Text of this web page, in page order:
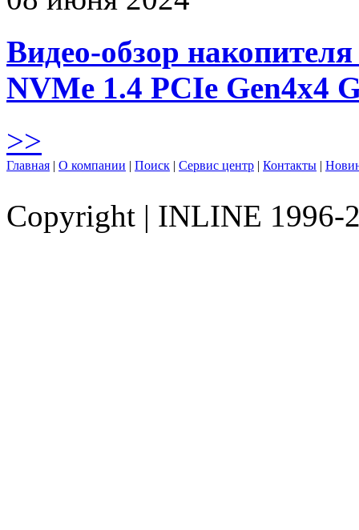
Видео-обзор
NVMe 1.4 PCIe Gen4х4
>>
Главная | О компании | Поиск | Сервис центр | Контакты |
Copyright | INLINE 1996-